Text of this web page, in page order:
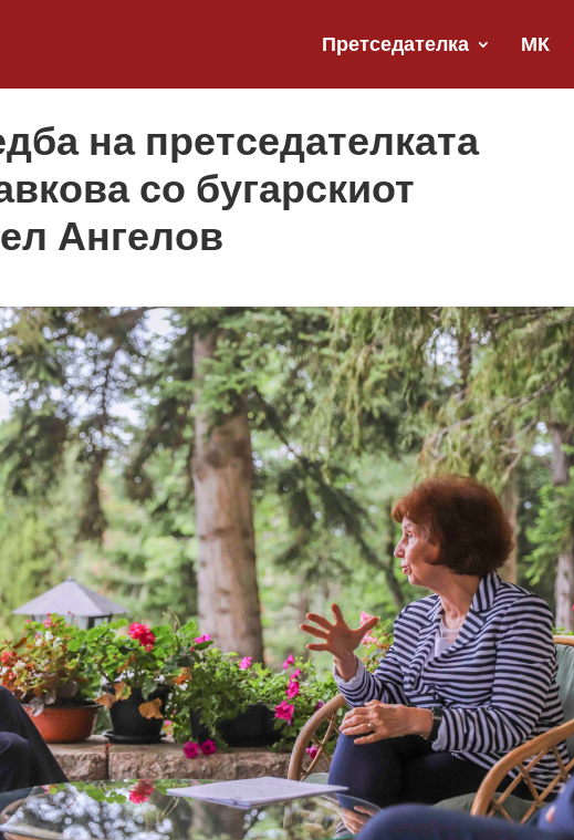
Претседателка МК
на претседателката
со бугарскиот
Ангелов